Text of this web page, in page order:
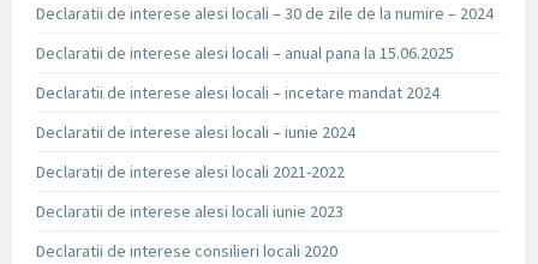
Declaratii de interese alesi locali – 30 de zile de la numire – 2024
Declaratii de interese alesi locali – anual pana la 15.06.2025
Declaratii de interese alesi locali – incetare mandat 2024
Declaratii de interese alesi locali – iunie 2024
Declaratii de interese alesi locali 2021-2022
Declaratii de interese alesi locali iunie 2023
Declaratii de interese consilieri locali 2020